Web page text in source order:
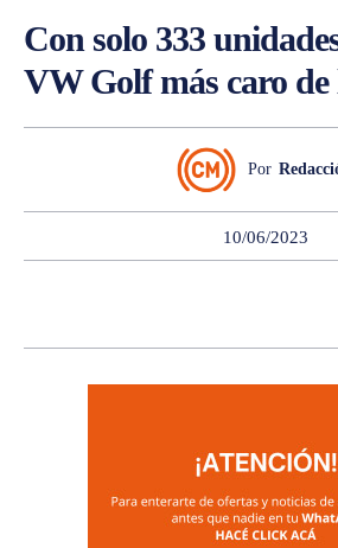
Con solo 333
VW Golf más caro
Por
10/06/2023